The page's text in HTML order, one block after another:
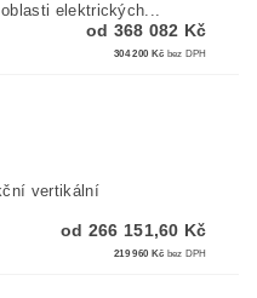
elektrických...
od 368 082 Kč
304 200 Kč bez DPH
vertikální
od 266 151,60 Kč
219 960 Kč bez DPH